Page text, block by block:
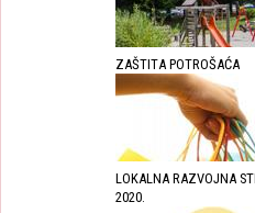
ZAŠTITA POTROŠAĆA
LOKALNA RAZVOJNA
2020.